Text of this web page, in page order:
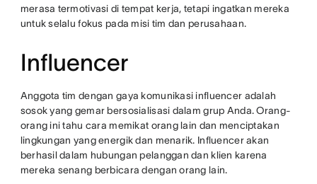
merasa termotivasi di tempat kerja, tetapi ingatkan mereka
untuk selalu fokus pada misi tim dan perusahaan.
Influencer
Anggota tim dengan gaya komunikasi influencer adalah
sosok yang gemar bersosialisasi dalam grup Anda. Orang-
orang ini tahu cara memikat orang lain dan menciptakan
lingkungan yang energik dan menarik. Influencer akan
berhasil dalam hubungan pelanggan dan klien karena
mereka senang berbicara dengan orang lain.